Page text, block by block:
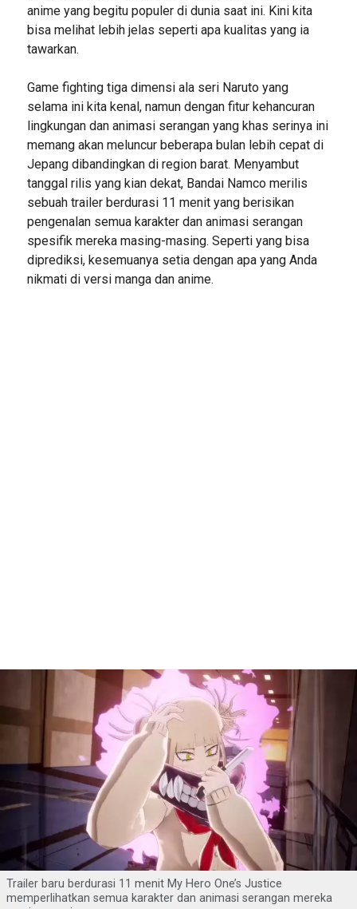
anime yang begitu populer di dunia saat ini. Kini kita
bisa melihat lebih jelas seperti apa kualitas yang ia
tawarkan.
Game fighting tiga dimensi ala seri Naruto yang
selama ini kita kenal, namun dengan fitur kehancuran
lingkungan dan animasi serangan yang khas serinya ini
memang akan meluncur beberapa bulan lebih cepat di
Jepang dibandingkan di region barat. Menyambut
tanggal rilis yang kian dekat, Bandai Namco merilis
sebuah trailer berdurasi 11 menit yang berisikan
pengenalan semua karakter dan animasi serangan
spesifik mereka masing-masing. Seperti yang bisa
diprediksi, kesemuanya setia dengan apa yang Anda
nikmati di versi manga dan anime.
Trailer baru berdurasi 11 menit My Hero One’s Justice
memperlihatkan semua karakter dan animasi serangan mereka